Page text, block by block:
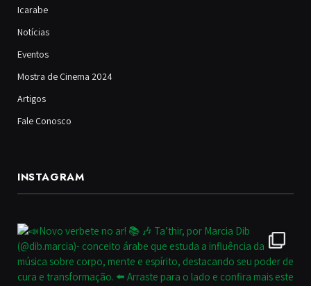
Icarabe
Notícias
Eventos
Mostra de Cinema 2024
Artigos
Fale Conosco
INSTAGRAM